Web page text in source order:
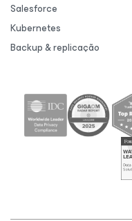
Salesforce
Kubernetes
Backup & replicação